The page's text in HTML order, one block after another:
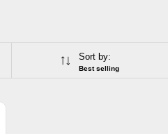
Sort by:
Best selling